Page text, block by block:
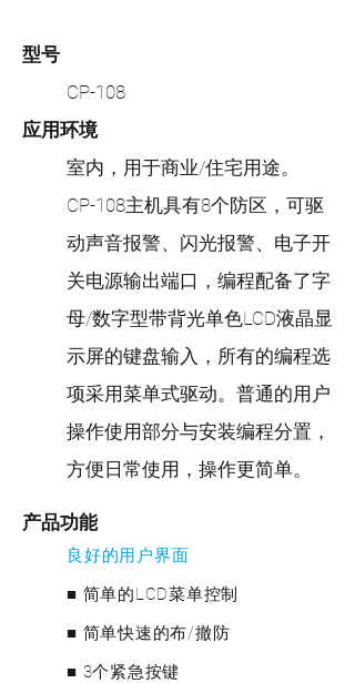
型号
CP-108
应用环境
室内，用于商业/住宅用途。
CP-108主机具有8个防区，可驱
动声音报警、闪光报警、电子开
关电源输出端口，编程配备了字
母/数字型带背光单色LCD液晶显
示屏的键盘输入，所有的编程选
项采用菜单式驱动。普通的用户
操作使用部分与安装编程分置，
方便日常使用，操作更简单。
产品功能
良好的用户界面
■ 简单的LCD菜单控制
■ 简单快速的布/撤防
■ 3个紧急按键